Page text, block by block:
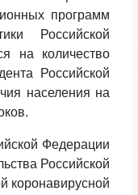
программ
Российской
на количество
Российской
населения на
Федерации
Российской
коронавирусной